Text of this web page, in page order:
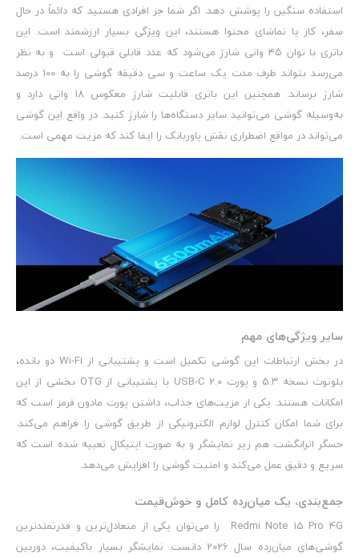
استفاده سنگین را پوشش دهد. اگر شما جز افرادی هستید که دائماً در حال
سفر، کار یا تماشای محتوا هستند، این ویژگی بسیار ارزشمند است. این
باتری با توان ۴۵ واتی شارژ می‌شود که عدد قابلی قبولی است و به نظر
می‌رسد بتواند ظرف مدت یک ساعت و سی دقیقه گوشی را به 100 درصد
شارژ برساند. همچنین این باتری قابلیت شارژ معکوس ۱۸ واتی دارد و
به‌وسیله گوشی می‌توانید سایر دستگاه‌ها را شارژ کنید. در واقع این گوشی
می‌تواند در مواقع اضطراری نقش پاوربانک را ایفا کند که مزیت مهمی است.
سایر ویژگی‌های مهم
در بخش ارتباطات این گوشی تکمیل است و پشتیبانی از Wi-Fi دو بانده،
بلوتوث نسخه ۵.۳ و پورت USB-C 2.0 با پشتیبانی از OTG بخشی از این
امکانات هستند. یکی از مزیت‌های جذاب، داشتن پورت مادون قرمز است که
برای شما امکان کنترل لوازم الکترونیکی از طریق گوشی را فراهم می‌کند.
حسگر اثرانگشت هم زیر نمایشگر و به صورت اپتیکال تعبیه شده است که
سریع و دقیق عمل می‌کند و امنیت گوشی را افزایش می‌دهد.
جمع‌بندی، یک میان‌رده‌ کامل و خوش‌قیمت
Redmi Note 15 Pro 4G را می‌توان یکی از متعادل‌ترین و قدرتمندترین
گوشی‌های میان‌رده سال 2026 دانست. نمایشگر بسیار باکیفیت، دوربین